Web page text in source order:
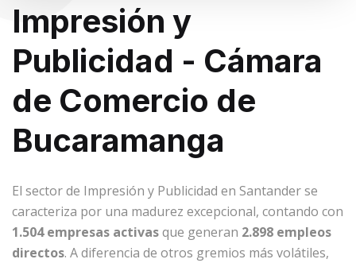
Impresión y
Publicidad - Cámara
de Comercio de
Bucaramanga
El sector de Impresión y Publicidad en Santander se
caracteriza por una madurez excepcional, contando con
1.504 empresas activasque generan 2.898 empleos
directos. A diferencia de otros gremios más volátiles,